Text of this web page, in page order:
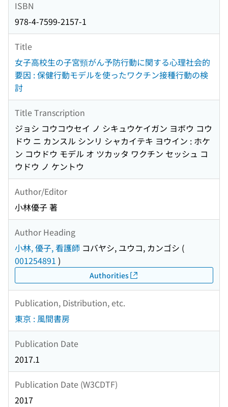
ISBN
978-4-7599-2157-1
Title
女子高校生の子宮頸がん予防行動に関する心理社会的
要因 : 保健行動モデルを使ったワクチン接種行動の検
討
Title Transcription
ジョシ コウコウセイ ノ シキュウケイガン ヨボウ コウ
ドウ ニ カンスル シンリ シャカイテキ ヨウイン : ホケ
ン コウドウ モデル オ ツカッタ ワクチン セッシュ コ
ウドウ ノ ケントウ
Author/Editor
小林優子 著
Author Heading
小林, 優子, 看護師 コバヤシ, ユウコ, カンゴシ (
001254891 )
Authorities
Publication, Distribution, etc.
東京 : 風間書房
Publication Date
2017.1
Publication Date (W3CDTF)
2017